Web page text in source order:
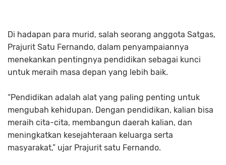
Di hadapan para murid, salah seorang anggota Satgas,
Prajurit Satu Fernando, dalam penyampaiannya
menekankan pentingnya pendidikan sebagai kunci
untuk meraih masa depan yang lebih baik.
“Pendidikan adalah alat yang paling penting untuk
mengubah kehidupan. Dengan pendidikan, kalian bisa
meraih cita-cita, membangun daerah kalian, dan
meningkatkan kesejahteraan keluarga serta
masyarakat,” ujar Prajurit satu Fernando.